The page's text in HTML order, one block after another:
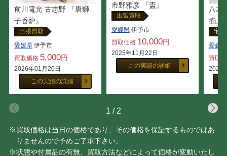
前川電光 古志野 『唐獅
子香炉』
出張買取
愛媛県伊予市
買取価格 5,000円
2026年01月20日
この実績の詳細
市野雅彦 『盃』
出張買取
愛媛県伊予市
買取価格 10,000円
2025年11月22日
この実績の詳細
八木
揃』
宅
愛媛県
買取
2025
1 / 2
※買取価格は当日の価格であり、その価格を保証するものではあ
りませんので予めご了承下さい。
※状態や付属品の有無、買取方法などによって価格が変動いたし